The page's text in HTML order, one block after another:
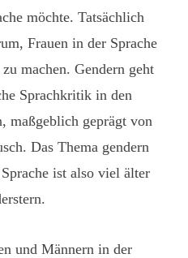
möchte. Tatsächlich
Frauen in der Sprache
machen. Gendern geht
Sprachkritik in den
maßgeblich geprägt von
Das Thema gendern
ist also viel älter
und Männern in der